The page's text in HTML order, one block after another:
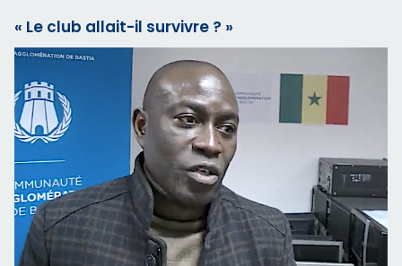
« Le club allait-il survivre ? »